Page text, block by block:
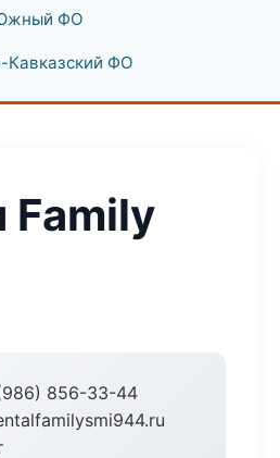
ФО
Кавказский ФО
Family
856-33-44